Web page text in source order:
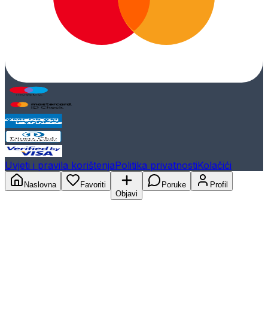
Uvjeti i pravila korištenjaPolitika privatnostiKolačići
Naslovna
Favoriti
Objavi
Poruke Profil